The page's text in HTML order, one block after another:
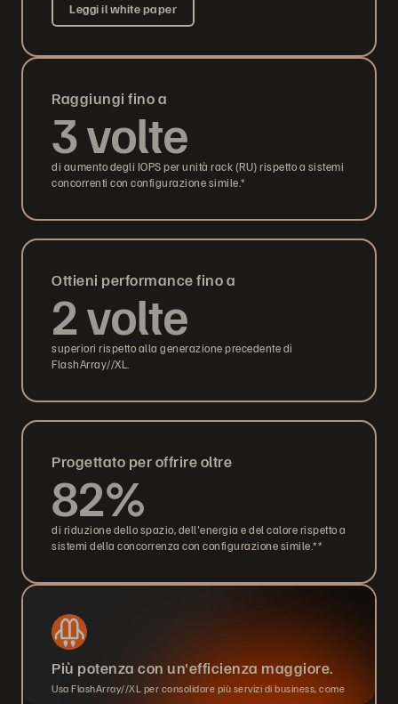
Leggi il white paper
Raggiungi fino a
3 volte
di aumento degli IOPS per unità rack (RU) rispetto a sistemi
concorrenti con configurazione simile.*
Ottieni performance fino a
2 volte
superiori rispetto alla generazione precedente di
FlashArray//XL.
Progettato per offrire oltre
82%
di riduzione dello spazio, dell'energia e del calore rispetto a
sistemi della concorrenza con configurazione simile.**
Più potenza con un'efficienza maggiore.
Usa FlashArray//XL per consolidare più servizi di business, come